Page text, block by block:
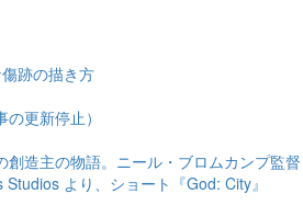
跡の描き方
更新停止）
創造主の物語。ニール・ブロムカンプ監督
より、ショート『God: City』